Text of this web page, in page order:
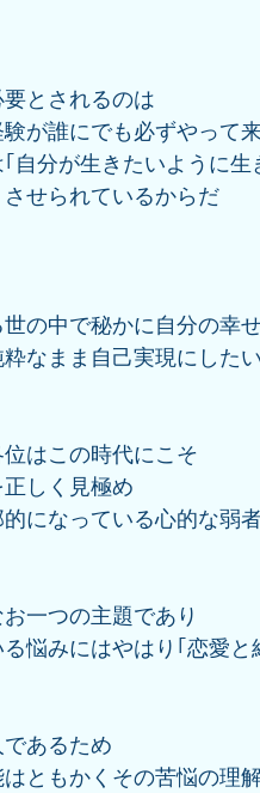
とされるのは
が誰にでも必ずやって
自分が生きたいように
せられているからだ
の中で秘かに自分の幸
なまま自己実現にした
はこの時代にこそ
しく見極め
になっている心的な弱
一つの主題であり
悩みにはやはり｢恋愛と
あるため
ともかくその苦悩の理